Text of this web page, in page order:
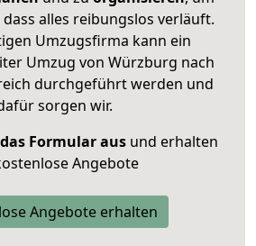
alles reibungslos verläuft.
Umzugsfirma kann ein
Umzug von Würzburg nach
durchgeführt werden und
sorgen wir.
Formular ausund erhalten
Angebote
Angebote erhalten